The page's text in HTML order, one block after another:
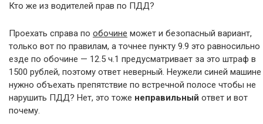
Кто же из водителей прав по ПДД?
Проехать справа по обочине может и безопасный вариант,
только вот по правилам, а точнее пункту 9.9 это равносильно
езде по обочине — 12.5 ч.1 предусматривает за это штраф в
1500 рублей, поэтому ответ неверный. Неужели синей машине
нужно объехать препятствие по встречной полосе чтобы не
нарушить ПДД? Нет, это тоже неправильный ответ и вот
почему.